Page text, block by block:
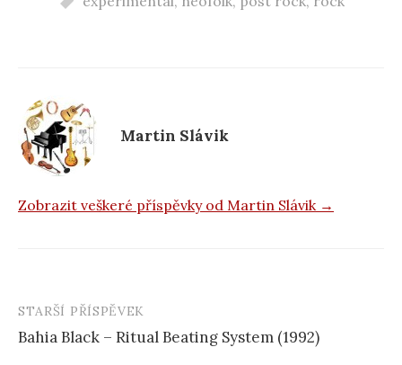
e
o
k Martin Slávik
Zobrazit veškeré příspěvky od Martin Slávik →
Navigace
příspěvku
STARŠÍ PŘÍSPĚVEK
Bahia Black – Ritual Beating System (1992)